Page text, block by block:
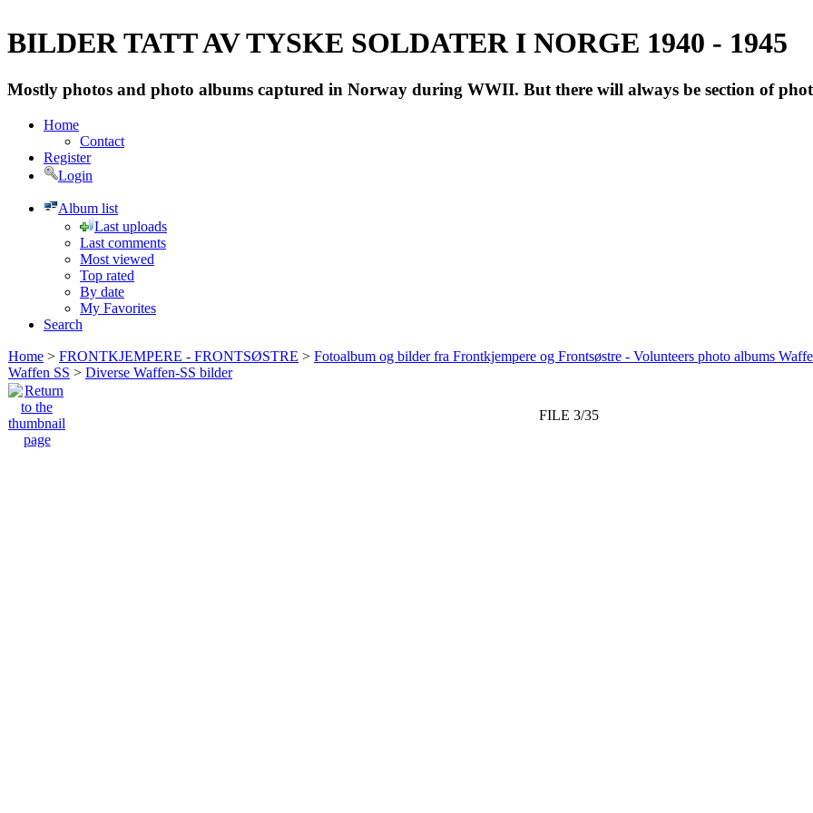
BILDER TATT AV TYSKE SOLDATER I NORGE 1940 - 1945
Mostly photos and photo albums captured in Norway during WWII. But there will always be section of
Home
Contact
Register
Login
Album list
Last uploads
Last comments
Most viewed
Top rated
By date
My Favorites
Search
Home > FRONTKJEMPERE - FRONTSØSTRE > Fotoalbum og bilder fra Frontkjempere og Frontsøstre - Volunteers photo albums
Waffen SS > Diverse Waffen-SS bilder
FILE 3/35